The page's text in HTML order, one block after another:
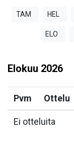
TAM HEL
ELO
Elokuu 2026
Pvm Ottelu
Ei otteluita